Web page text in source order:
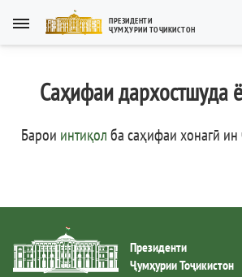
ПРЕЗИДЕНТИ
ҶУМҲУРИИ ТОҶИКИСТОН
Тоҷикӣ
Тоҷикӣ
English
العربية
Тоҷикистон
Рамзҳои давлатӣ
Президент
Ҳукумат
Саҳифаи дархостшуда
Барои интиқолба саҳифаи хонагӣ
Президенти
Ҷумҳурии Тоҷикистон